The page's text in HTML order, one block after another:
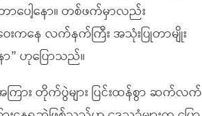
ာပေါ့နော။ တစ်ဖက်မှာလည်း
ကနေ လက်နက်ကြီး အသုံးပြုတာမျိုး
” ဟုပြောသည်။
း တိုက်ပွဲများ ပြင်းထန်စွာ ဆက်လက်